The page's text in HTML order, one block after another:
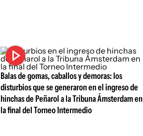
Balas de gomas, caballos y demoras: los
disturbios que se generaron en el ingreso de
hinchas de Peñarol a la Tribuna Ámsterdam en
la final del Torneo Intermedio